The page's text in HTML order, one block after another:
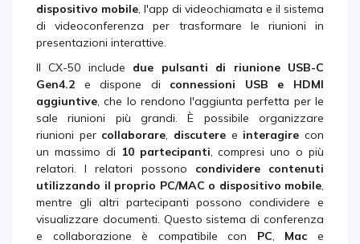
dispositivo mobile, l'app di videochiamata e il sistema
di videoconferenza per trasformare le riunioni in
presentazioni interattive.
Il CX-50 include due pulsanti di riunione USB-C
Gen4.2 e dispone di connessioni USB e HDMI
aggiuntive, che lo rendono l'aggiunta perfetta per le
sale riunioni più grandi. È possibile organizzare
riunioni per collaborare, discutere e interagire con
un massimo di 10 partecipanti, compresi uno o più
relatori. I relatori possono condividere contenuti
utilizzando il proprio PC/MAC o dispositivo mobile,
mentre gli altri partecipanti possono condividere e
visualizzare documenti. Questo sistema di conferenza
e collaborazione è compatibile con PC, Mac e